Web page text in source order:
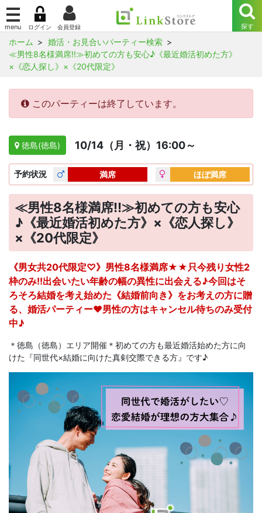
ホーム
婚活・お見合いパーティー検索
≪男性8名様満席!!≫初めての方も安心♪《最近婚活初めた方》
×《恋人探し》×《20代限定》
このパーティーは終了しています。
徳島(徳島) 10/14（月・祝）16:00～
予約状況 満席 ほぼ満席
≪男性8名様満席!!≫初めての方も安心
♪《最近婚活初めた方》×《恋人探し》
×《20代限定》
《男女共20代限定♡》男性8名様満席★★只今残り女性2
枠のみ!!出会いたい年齢の幅の異性に出会える♪今回はそ
ろそろ結婚を考え始めた《結婚前向き》をお考えの方に贈
る、婚活パーティー♥男性の方はキャンセル待ちのみ受付
中♪
＊徳島（徳島）エリア開催＊初めての方も最近婚活始めた方に向
けた『同世代×結婚に向けた真剣交際できる方』です♪